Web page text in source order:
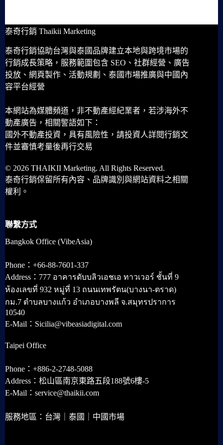
泰奇行銷 Thaikii Marketing
泰奇行銷協助台灣與泰國品牌建立本地與跨境市場的
行銷成長策略，服務範圍包含 SEO、社群經營、廣告
投放、網頁製作、活動規劃、泰國市場推廣與中國內
容平台經營
本網站為媒體頻道，非不動產經紀業者，若涉海外不
動產廣告，相關警語如下：
國外不動產投資，具有風險性，請投資人詳閱行銷文
件並審慎考量後再行交易
© 2026 THAIKII Marketing. All Rights Reserved.
泰奇行銷保留所有內容、品牌識別與網站資料之相關
權利。
聯繫方式
Bangkok Office (VibeAsia)
Phone：+66-88-7601-337
Address：777 อาคารดับบลิวเอชเอ ทาวเวอร์ ชั้นที่ 9
ห้องเลขที่ 932 หมู่ที่ 13 ถนนเทพรัตน(บางนา-ตราด)
กม.7 ตำบลบางแก้ว อำเภอบางพลี จ.สมุทรปราการ
10540
E-Mail：Sicilia@vibeasiadigital.com
Taipei Office
Phone：+886-2-2748-5088
Address：松山區南京東路五段188號6樓-5
E-Mail：service@thaikii.com
服務地區：台灣｜泰國｜中國市場